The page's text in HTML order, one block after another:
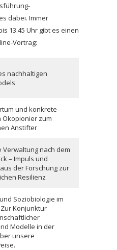
dabei. Immer
13.45 Uhr gibt es einen
Vortrag:
nachhaltigen
und konkrete
Ökopionier zum
Anstifter
Verwaltung nach dem
– Impuls und
der Forschung zur
Resilienz
Soziobiologie im
Konjunktur
Modelle in der
unsere